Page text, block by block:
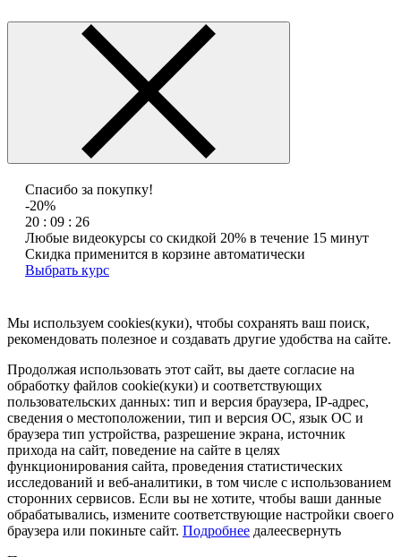
Спасибо за покупку!
-20%
20 : 09 : 26
Любые видеокурсы со скидкой 20% в течение 15 минут
Скидка применится в корзине автоматически
Выбрать курс
Мы используем cookies(куки), чтобы сохранять ваш поиск,
рекомендовать полезное и создавать другие удобства на сайте.
Продолжая использовать этот сайт, вы даете согласие на
обработку файлов cookie(куки) и соответствующих
пользовательских данных: тип и версия браузера, IP-адрес,
сведения о местоположении, тип и версия ОС, язык ОС и
браузера тип устройства, разрешение экрана, источник
прихода на сайт, поведение на сайте в целях
функционирования сайта, проведения статистических
исследований и веб-аналитики, в том числе с использованием
сторонних сервисов. Если вы не хотите, чтобы ваши данные
обрабатывались, измените соответствующие настройки своего
браузера или покиньте сайт. Подробнее далеесвернуть